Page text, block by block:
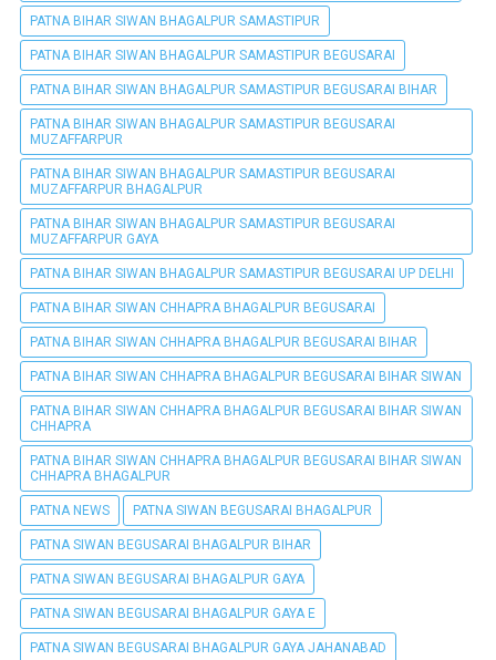
PATNA BIHAR SIWAN BHAGALPUR SAMASTIPUR
PATNA BIHAR SIWAN BHAGALPUR SAMASTIPUR BEGUSARAI
PATNA BIHAR SIWAN BHAGALPUR SAMASTIPUR BEGUSARAI BIHAR
PATNA BIHAR SIWAN BHAGALPUR SAMASTIPUR BEGUSARAI
MUZAFFARPUR
PATNA BIHAR SIWAN BHAGALPUR SAMASTIPUR BEGUSARAI
MUZAFFARPUR BHAGALPUR
PATNA BIHAR SIWAN BHAGALPUR SAMASTIPUR BEGUSARAI
MUZAFFARPUR GAYA
PATNA BIHAR SIWAN BHAGALPUR SAMASTIPUR BEGUSARAI UP DELHI
PATNA BIHAR SIWAN CHHAPRA BHAGALPUR BEGUSARAI
PATNA BIHAR SIWAN CHHAPRA BHAGALPUR BEGUSARAI BIHAR
PATNA BIHAR SIWAN CHHAPRA BHAGALPUR BEGUSARAI BIHAR SIWAN
PATNA BIHAR SIWAN CHHAPRA BHAGALPUR BEGUSARAI BIHAR SIWAN
CHHAPRA
PATNA BIHAR SIWAN CHHAPRA BHAGALPUR BEGUSARAI BIHAR SIWAN
CHHAPRA BHAGALPUR
PATNA NEWS PATNA SIWAN BEGUSARAI BHAGALPUR
PATNA SIWAN BEGUSARAI BHAGALPUR BIHAR
PATNA SIWAN BEGUSARAI BHAGALPUR GAYA
PATNA SIWAN BEGUSARAI BHAGALPUR GAYA E
PATNA SIWAN BEGUSARAI BHAGALPUR GAYA JAHANABAD